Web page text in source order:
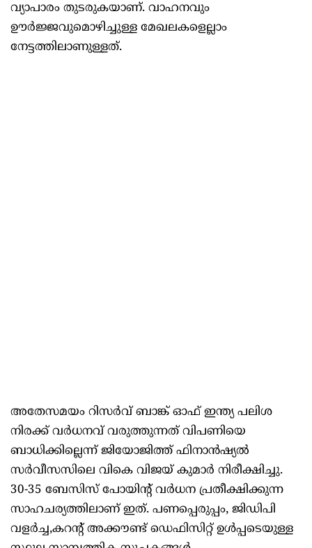
വ്യാപാരം തുടരുകയാണ്. വാഹനവും
ഊര്‍ജ്ജവുമൊഴിച്ചുള്ള മേഖലകളെല്ലാം
നേട്ടത്തിലാണുള്ളത്.
അതേസമയം റിസര്‍വ് ബാങ്ക് ഓഫ് ഇന്ത്യ പലിശ
നിരക്ക് വര്‍ധനവ് വരുത്തുന്നത് വിപണിയെ
ബാധിക്കില്ലെന്ന് ജിയോജിത്ത് ഫിനാന്‍ഷ്യല്‍
സര്‍വീസസിലെ വികെ വിജയ് കുമാര്‍ നിരീക്ഷിച്ചു.
30-35 ബേസിസ് പോയിന്റ് വര്‍ധന പ്രതീക്ഷിക്കുന്ന
സാഹചര്യത്തിലാണ് ഇത്. പണപ്പെരുപ്പം, ജിഡിപി
വളര്‍ച്ച,കറന്റ് അക്കൗണ്ട് ഡെഫിസിറ്റ് ഉള്‍പ്പടെയുള്ള